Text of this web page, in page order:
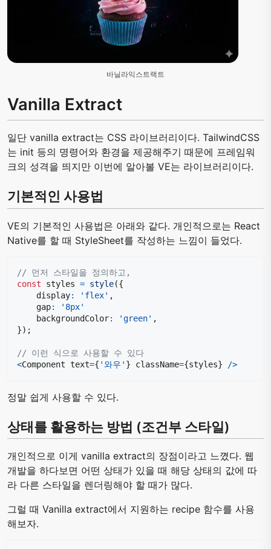
바닐라익스트랙트
Vanilla Extract
일단 vanilla extract는 CSS 라이브러리이다. TailwindCSS
는 init 등의 명령어와 환경을 제공해주기 때문에 프레임워
크의 성격을 띄지만 이번에 알아볼 VE는 라이브러리이다.
기본적인 사용법
VE의 기본적인 사용법은 아래와 같다. 개인적으로는 React
Native를 할 때 StyleSheet를 작성하는 느낌이 들었다.
// 먼저 스타일을 정의하고,
const styles = style({
    display
: 'flex' ,
    gap
:
'8px'
    backgroundColor
: 'green' ,
}) ;
// 이런 식으로 사용할 수 있다
<Component text={ '와우' } className={styles} />
정말 쉽게 사용할 수 있다.
상태를 활용하는 방법 (조건부 스타일)
개인적으로 이게 vanilla extract의 장점이라고 느꼈다. 웹
개발을 하다보면 어떤 상태가 있을 때 해당 상태의 값에 따
라 다른 스타일을 렌더링해야 할 때가 많다.
그럴 때 Vanilla extract에서 지원하는 recipe 함수를 사용
해보자.